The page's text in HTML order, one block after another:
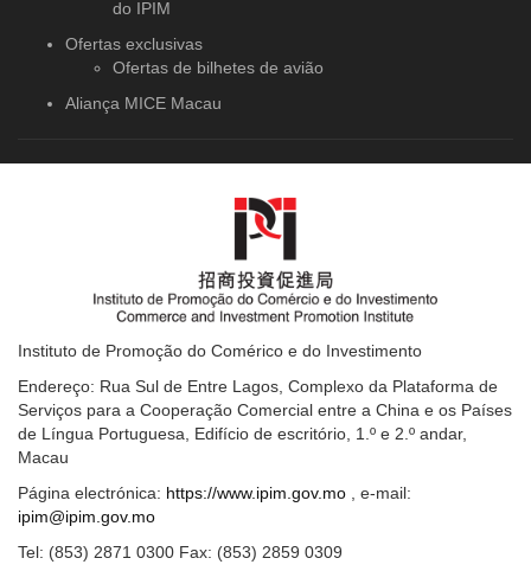
do IPIM
Ofertas exclusivas
Ofertas de bilhetes de avião
Aliança MICE Macau
Instituto de Promoção do Comérico e do Investimento
Endereço: Rua Sul de Entre Lagos, Complexo da Plataforma de
Serviços para a Cooperação Comercial entre a China e os Países
de Língua Portuguesa, Edifício de escritório, 1.º e 2.º andar,
Macau
Página electrónica: https://www.ipim.gov.mo , e-mail:
ipim@ipim.gov.mo
Tel: (853) 2871 0300 Fax: (853) 2859 0309